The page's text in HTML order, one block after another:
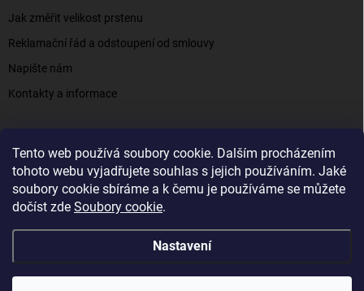
Tento web používá soubory cookie. Dalším procházením
tohoto webu vyjadřujete souhlas s jejich používáním. Jaké
soubory cookie sbíráme a k čemu je používáme se můžete
dočíst zde Soubory cookie.
Nastavení
Jak změřit velikost prstenu
Reklamační řád a odstoupení od smlouvy
Napište nám
Kontakty a informace
Elenys.cz - šperky, kterým věříte už od roku 2016
Vytvořil Shoptet